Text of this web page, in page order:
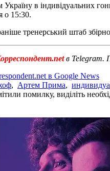
в індивідуальних
о 15:30.
тренерський штаб
в Telegram.
в Google News
, Артем Прима,
помилку, виділіть